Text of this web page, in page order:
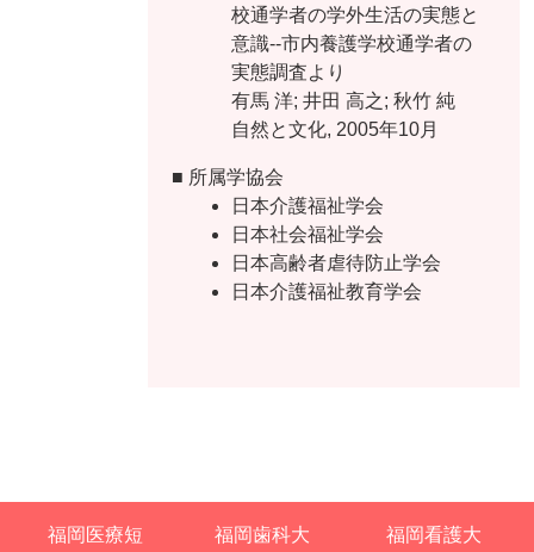
校通学者の学外生活の実態と
意識--市内養護学校通学者の
実態調査より
有馬 洋; 井田 高之; 秋竹 純
自然と文化, 2005年10月
■ 所属学協会
日本介護福祉学会
日本社会福祉学会
日本高齢者虐待防止学会
日本介護福祉教育学会
福岡医療短 福岡歯科大 福岡看護大